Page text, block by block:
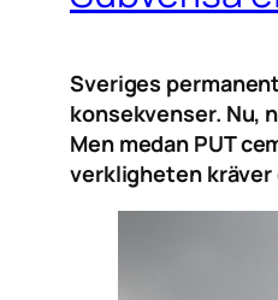
Sveriges
konsekvenser. Nu,
Men medan PUT
verkligheten kräver